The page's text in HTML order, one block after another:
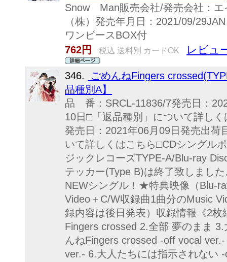
Snow Man販売会社/発売会社：エ
（株）発売年月日：2021/09/
ワンピースBOX付
762円
税込 送料別 カードOK レビュ
346.
ごめんねFingers
品種別A】
品 番：SRCL-11836/7発売日：
10日□「返品種別」について詳し
発売日：2021年06月09日発売出荷
いて詳しくはこちら□CDシングル
ジックレコーズTYPE-A/Blu-ray
テッカー(Type B)は終了致しまし
NEWシングル！★特典映像（Blu-
Video＋C/W収録曲1曲分のMusic
録内容は後日発表）収録情報《2
Fingers crossed 2.全部 夢のまま
んねFingers crossed -off vocal
ver.- 6.大人たちには指示されない